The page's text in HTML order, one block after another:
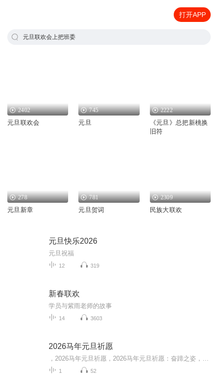
打开APP
元旦联欢会上把班委
2402
元旦联欢会
745
元旦
2222
《元旦》总把新桃换
旧符
278
元旦新章
781
元旦贺词
2309
民族大联欢
元旦快乐2026
元旦祝福
12 319
新春联欢
学员与紫雨老师的故事
14 3603
2026马年元旦祈愿
1 52